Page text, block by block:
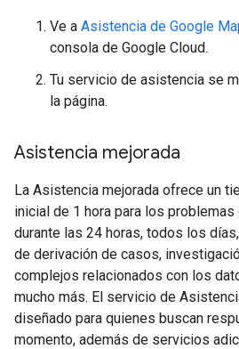
Ve a Asistencia de Google
consola de Google Cloud.
Tu servicio de asistencia se
la página.
Asistencia mejorada
La Asistencia mejorada ofrece un
inicial de 1 hora para los
durante las 24 horas, todos los
de derivación de casos,
complejos relacionados con los
mucho más. El servicio de
diseñado para quienes buscan
momento, además de servicios